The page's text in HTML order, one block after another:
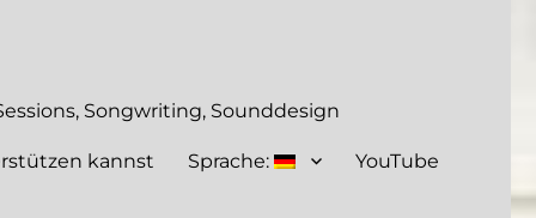
Songwriting, Sounddesign
kannst Sprache: YouTube